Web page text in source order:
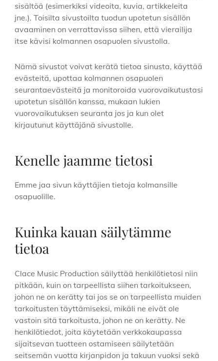
sisältöä (esimerkiksi videoita, kuvia, artikkeleita
jne.). Toisilta sivustoilta tuodun upotetun sisällön
avaaminen on verrattavissa siihen, että vierailija
itse kävisi kolmannen osapuolen sivustolla.
Nämä sivustot voivat kerätä tietoa sinusta, käyttää
evästeitä, upottaa kolmannen osapuolen
seurantaevästeitä ja monitoroida vuorovaikutustasi
upotetun sisällön kanssa, mukaan lukien
vuorovaikutuksen seuranta jos ja kun olet
kirjautunut käyttäjänä sivustolle.
Kenelle jaamme tietosi
Emme jaa sivun käyttäjien tietoja kolmansille
osapuolille.
Kuinka kauan säilytämme
tietoa
Clace Music Production säilyttää henkilötietosi niin
pitkään, kuin on tarpeellista siihen tarkoitukseen,
johon ne on kerätty tai jos se on tarpeellista muiden
tarkoitusten täyttämiseksi, mikäli ne eivät ole
vastoin sitä tarkoitusta, johon ne on kerätty. Ne
henkilötiedot, joita käytetään verkkokaupassa
sijaitsevan tuotteen ostamiseen säilytetään
seitsemän vuotta kirjanpidon ja takuun vuoksi sekä